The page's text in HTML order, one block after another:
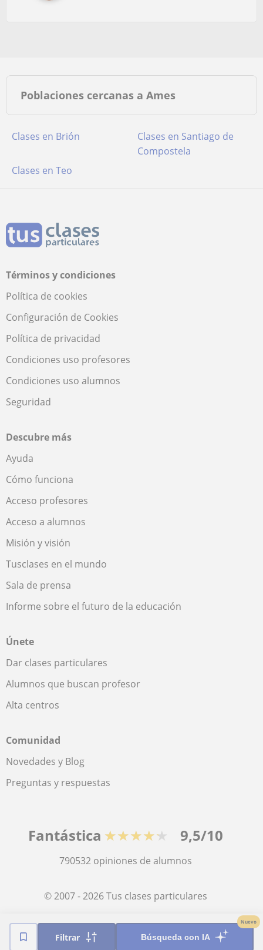
Filtrar Búsqueda con IA
Nuevo
Poblaciones cercanas a Ames
Clases en Brión
Clases en Santiago de
Compostela
Clases en Teo
Términos y condiciones
Política de cookies
Configuración de Cookies
Política de privacidad
Condiciones uso profesores
Condiciones uso alumnos
Seguridad
Descubre más
Ayuda
Cómo funciona
Acceso profesores
Acceso a alumnos
Misión y visión
Tusclases en el mundo
Sala de prensa
Informe sobre el futuro de la educación
Únete
Dar clases particulares
Alumnos que buscan profesor
Alta centros
Comunidad
Novedades y Blog
Preguntas y respuestas
Fantástica ★★★★★ 9,5/10
790532 opiniones de alumnos
© 2007 - 2026 Tus clases particulares
Mapa web:Profesores particulares